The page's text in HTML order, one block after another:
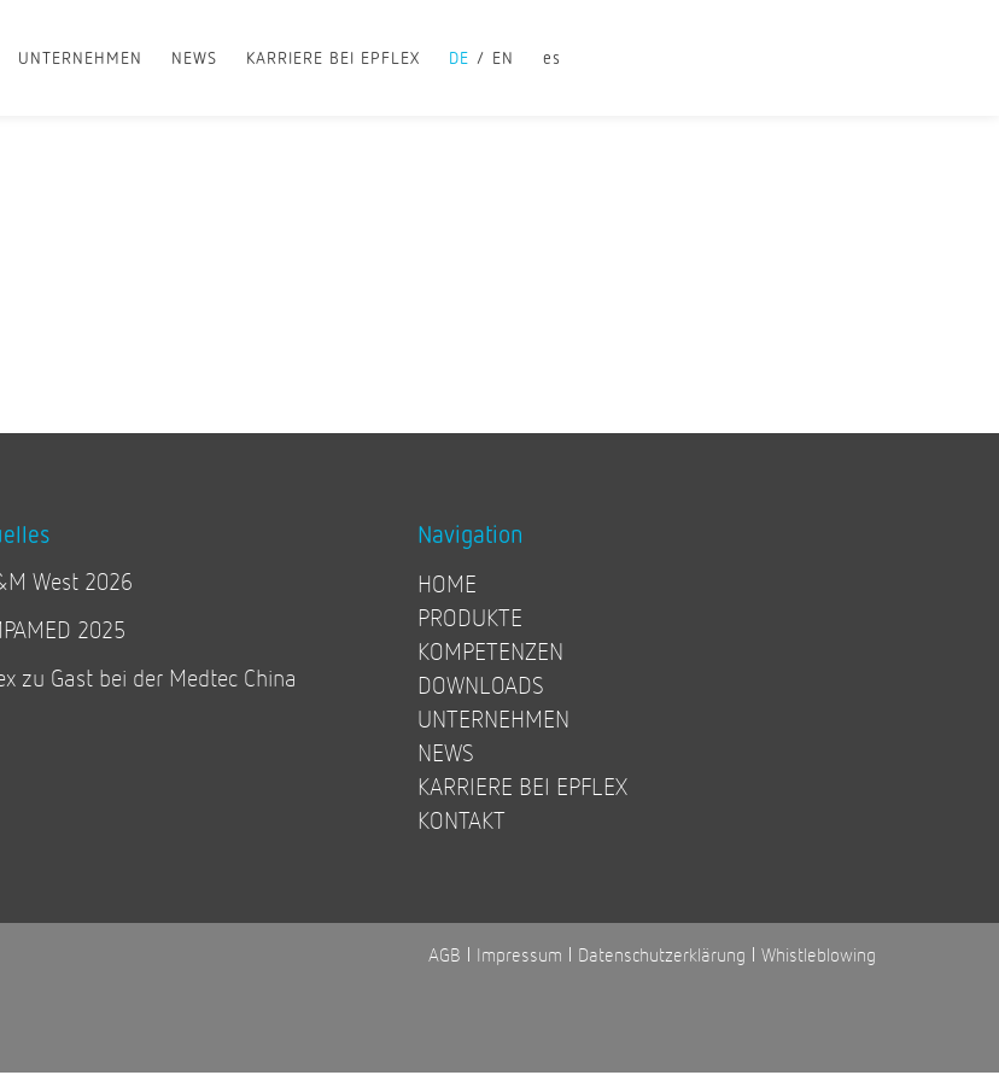
UNTERNEHMEN NEWS KARRIERE BEI EPFLEX DE EN es
West 2026
2025
zu Gast bei der Medtec China
Navigation
HOME
PRODUKTE
KOMPETENZEN
DOWNLOADS
UNTERNEHMEN
NEWS
KARRIERE BEI EPFLEX
KONTAKT
AGB Impressum Datenschutzerklärung Whistleblowing